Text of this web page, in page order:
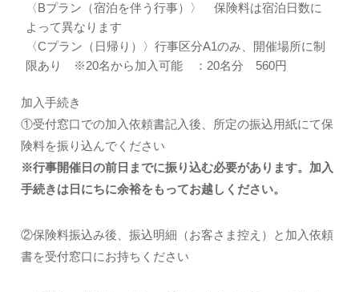
〈Bプラン（宿泊を伴う行事）〉 保険料は宿泊日数に
よって異なります
〈Cプラン（日帰り）〉行事区分A1のみ、開催場所に制
限あり ※20名から加入可能 ：20名分 560円
加入手続き
①受付窓口での加入依頼書記入後、所定の振込用紙にて保
険料を振り込んでください
※行事開催日の前日までに振り込む必要があります。加入
手続きは日にちに余裕をもってお越しください。
②保険料振込み後、振込明細（お客さま控え）と加入依頼
書を受付窓口にお持ちください